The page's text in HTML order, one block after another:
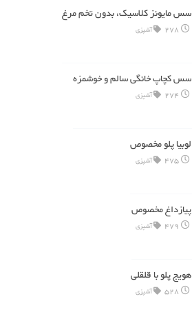
سس مایونز کلاسیک، بدون تخم مرغ
278 آشپزی
سس کچاپ خانگی سالم و خوشمزه
274 آشپزی
لوبیا پلو مخصوص
475 آشپزی
پیازداغ مخصوص
479 آشپزی
هویج پلو با قلقلی
528 آشپزی